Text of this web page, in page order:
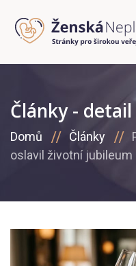
Články - detail
Domů Články
oslavil životní jubileum